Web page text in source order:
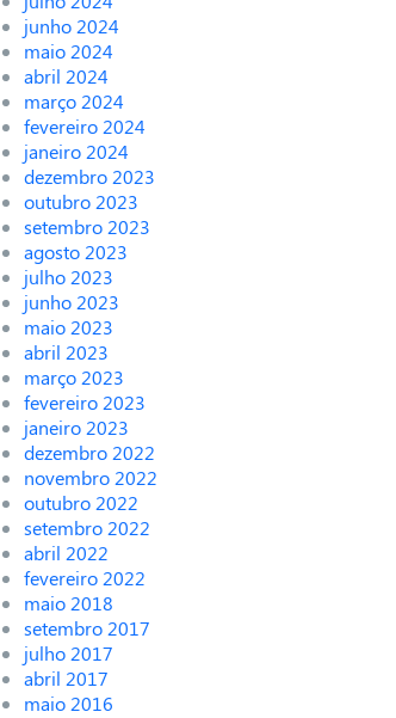
junho 2024
maio 2024
abril 2024
março 2024
fevereiro 2024
janeiro 2024
dezembro 2023
outubro 2023
setembro 2023
agosto 2023
julho 2023
junho 2023
maio 2023
abril 2023
março 2023
fevereiro 2023
janeiro 2023
dezembro 2022
novembro 2022
outubro 2022
setembro 2022
abril 2022
fevereiro 2022
maio 2018
setembro 2017
julho 2017
abril 2017
maio 2016